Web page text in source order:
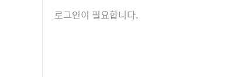
로그인이 필요합니다.